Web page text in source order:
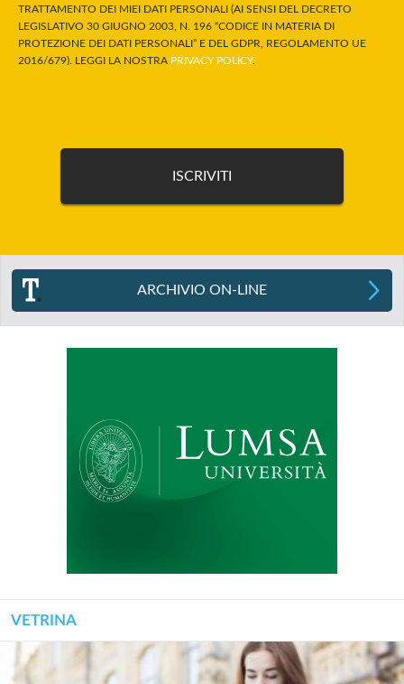
TRATTAMENTO DEI MIEI DATI PERSONALI (AI SENSI DEL DECRETO
LEGISLATIVO 30 GIUGNO 2003, N. 196 “CODICE IN MATERIA DI
PROTEZIONE DEI DATI PERSONALI” E DEL GDPR, REGOLAMENTO UE
2016/679). LEGGI LA NOSTRA PRIVACY POLICY.
ARCHIVIO ON-LINE
VETRINA